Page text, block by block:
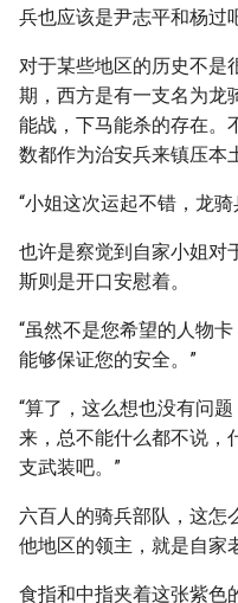
兵也应该是尹志平和杨过
对于某些地区的历史不是
期，西方是有一支名为龙
能战，下马能杀的存在。
数都作为治安兵来镇压本
“小姐这次运起不错，龙
也许是察觉到自家小姐对
斯则是开口安慰着。
“虽然不是您希望的人物
能够保证您的安全。”
“算了，这么想也没有问
来，总不能什么都不说，
支武装吧。”
六百人的骑兵部队，这怎
他地区的领主，就是自家
食指和中指夹着这张紫色